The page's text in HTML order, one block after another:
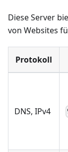
Diese Server
von Websites
Protokoll
DNS, IPv4